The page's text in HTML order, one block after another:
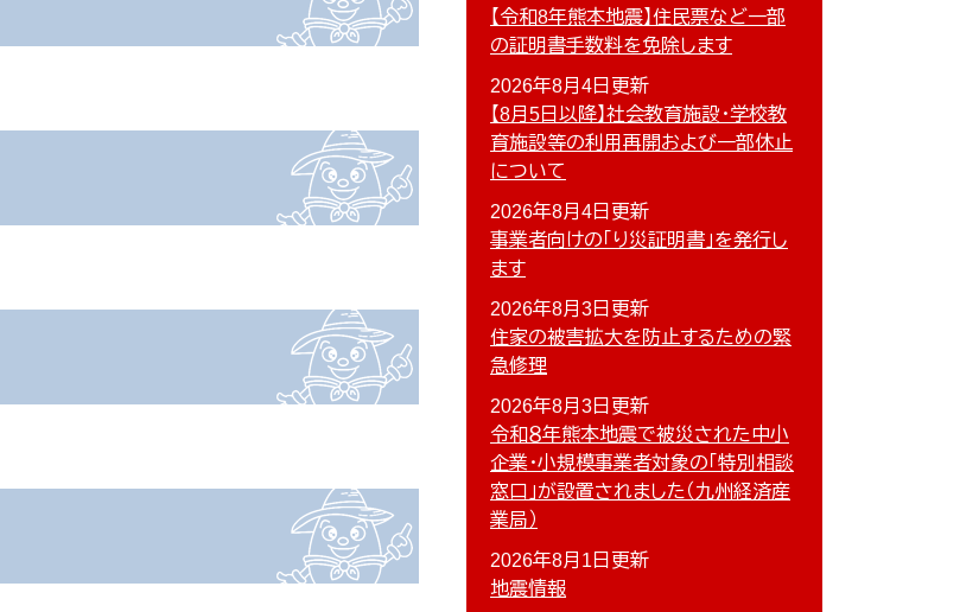
【令和8年熊本地震】住民票など一部
の証明書手数料を免除します
2026年8月4日更新
【8月5日以降】社会教育施設・学校教
育施設等の利用再開および一部休止
について
2026年8月4日更新
事業者向けの「り災証明書」を発行し
ます
2026年8月3日更新
住家の被害拡大を防止するための緊
急修理
2026年8月3日更新
令和８年熊本地震で被災された中小
企業・小規模事業者対象の「特別相談
窓口」が設置されました（九州経済産
業局）
2026年8月1日更新
地震情報